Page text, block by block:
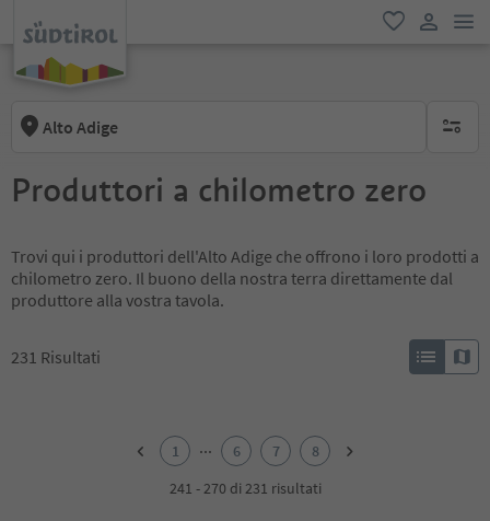
favoriti
Alto Adige
Produttori a chilometro zero
Trovi qui i produttori dell'Alto Adige che offrono i loro prodotti a
chilometro zero. Il buono della nostra terra direttamente dal
produttore alla vostra tavola.
231 Risultati
1 ... 6 7
8
241 - 270 di 231 risultati